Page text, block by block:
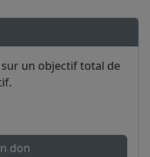
sur un objectif total de
don